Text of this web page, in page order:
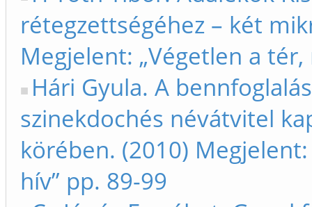
rétegzettségéhez – két
Megjelent: „Végetlen a
Hári Gyula. A
szinekdochés névátvitel
körében. (2010)
hív” pp. 89-99